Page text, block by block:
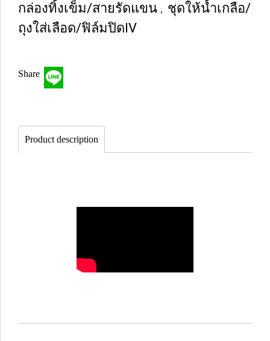
กล่องทิ้งเข็ม/สายรัดแขน , ชุดให้น้ำเกลือ/
ถุงใส่เลือด/ฟิล์มปิดIV
Share
Product description